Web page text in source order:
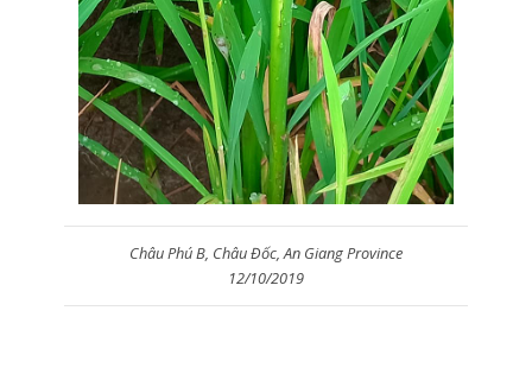
Châu Phú B, Châu Đốc, An Giang Province
12/10/2019